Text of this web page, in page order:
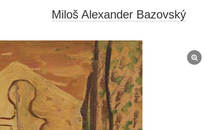
Miloš Alexander Bazovský